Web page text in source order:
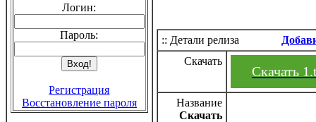
Логин:
Пароль:
Регистрация
Восстановление пароля
:: Детали релиза
Скачать
Скачать
Название
Скачать